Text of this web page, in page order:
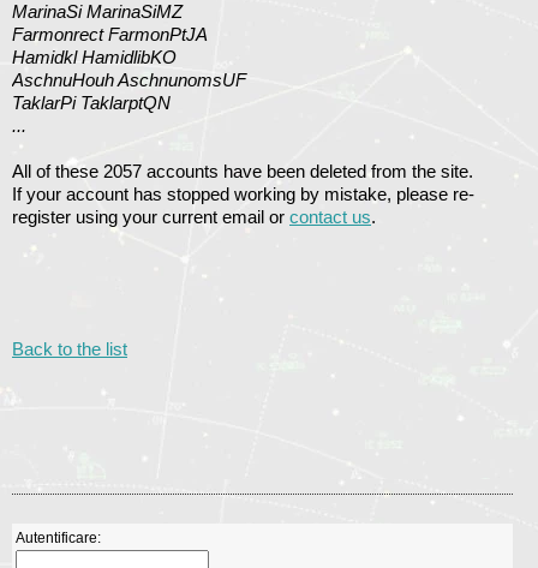
MarinaSi MarinaSiMZ
Farmonrect FarmonPtJA
Hamidkl HamidlibKO
AschnuHouh AschnunomsUF
TaklarPi TaklarptQN
...
All of these 2057 accounts have been deleted from the site.
If your account has stopped working by mistake, please re-
register using your current email or contact us.
Back to the list
Autentificare: